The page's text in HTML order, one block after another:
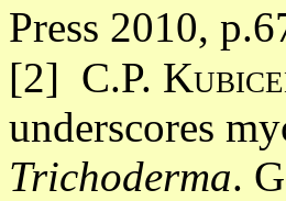
Press 2010,
[2] C.P.
underscores
Trichoderma.